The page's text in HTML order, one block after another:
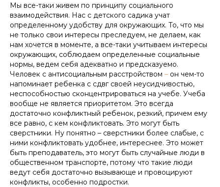
Мы все-таки живем по принципу социального
взаимодействия. Нас с детского садика учат
определенному удобству для окружающих. То, что мы
не только свои интересы преследуем, не делаем, как
нам хочется в моменте, а все-таки учитываем интересы
окружающих, соблюдаем определенные социальные
нормы, ведем себя адекватно и предсказуемо.
Человек с антисоциальным расстройством – он чем-то
напоминает ребенка с сдвг своей неусидчивостью,
неспособностью сконцентрироваться на учебе. Учеба
вообще не является приоритетом. Это всегда
достаточно конфликтный ребенок, резкий, причем ему
все равно, с кем конфликтовать. Это могут быть
сверстники. Ну понятно – сверстники более слабые, с
ними конфликтовать удобнее, интереснее. Это может
быть преподаватель, это могут быть случайные люди в
общественном транспорте, потому что такие люди
ведут себя достаточно вызывающе и провоцируют
конфликты, особенно подростки.